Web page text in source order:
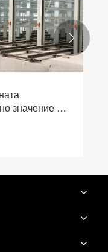
значение за
